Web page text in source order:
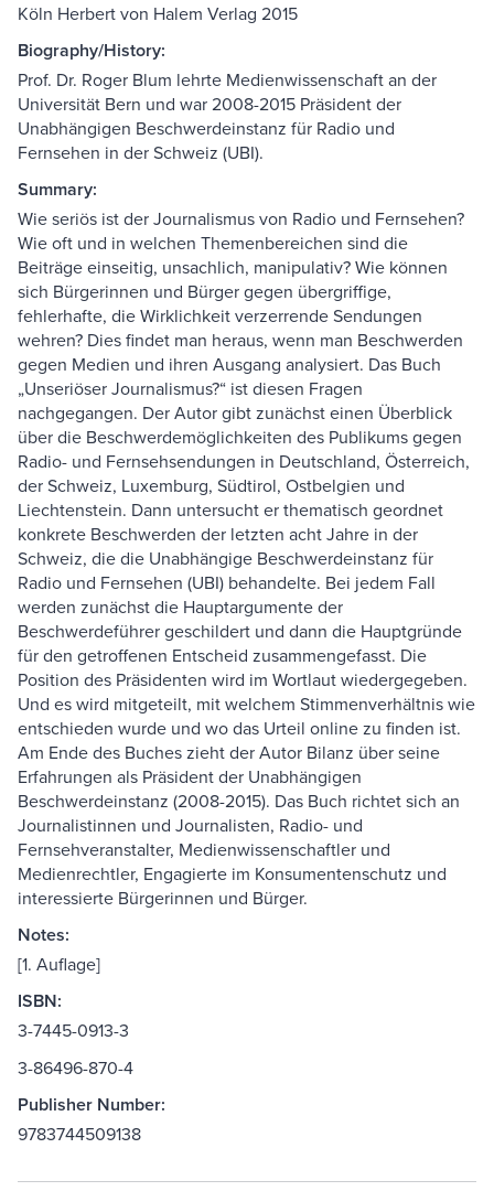
Köln Herbert von Halem Verlag 2015
Biography/History:
Prof. Dr. Roger Blum lehrte Medienwissenschaft an der
Universität Bern und war 2008-2015 Präsident der
Unabhängigen Beschwerdeinstanz für Radio und
Fernsehen in der Schweiz (UBI).
Summary:
Wie seriös ist der Journalismus von Radio und Fernsehen?
Wie oft und in welchen Themenbereichen sind die
Beiträge einseitig, unsachlich, manipulativ? Wie können
sich Bürgerinnen und Bürger gegen übergriffige,
fehlerhafte, die Wirklichkeit verzerrende Sendungen
wehren? Dies findet man heraus, wenn man Beschwerden
gegen Medien und ihren Ausgang analysiert. Das Buch
„Unseriöser Journalismus?“ ist diesen Fragen
nachgegangen. Der Autor gibt zunächst einen Überblick
über die Beschwerdemöglichkeiten des Publikums gegen
Radio- und Fernsehsendungen in Deutschland, Österreich,
der Schweiz, Luxemburg, Südtirol, Ostbelgien und
Liechtenstein. Dann untersucht er thematisch geordnet
konkrete Beschwerden der letzten acht Jahre in der
Schweiz, die die Unabhängige Beschwerdeinstanz für
Radio und Fernsehen (UBI) behandelte. Bei jedem Fall
werden zunächst die Hauptargumente der
Beschwerdeführer geschildert und dann die Hauptgründe
für den getroffenen Entscheid zusammengefasst. Die
Position des Präsidenten wird im Wortlaut wiedergegeben.
Und es wird mitgeteilt, mit welchem Stimmenverhältnis wie
entschieden wurde und wo das Urteil online zu finden ist.
Am Ende des Buches zieht der Autor Bilanz über seine
Erfahrungen als Präsident der Unabhängigen
Beschwerdeinstanz (2008-2015). Das Buch richtet sich an
Journalistinnen und Journalisten, Radio- und
Fernsehveranstalter, Medienwissenschaftler und
Medienrechtler, Engagierte im Konsumentenschutz und
interessierte Bürgerinnen und Bürger.
Notes:
[1. Auflage]
ISBN:
3-7445-0913-3
3-86496-870-4
Publisher Number:
9783744509138